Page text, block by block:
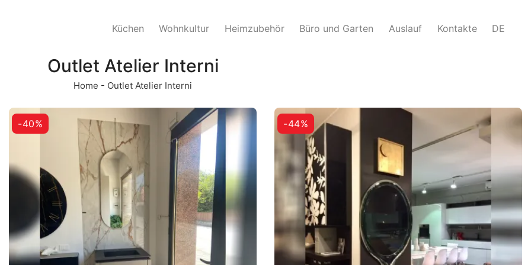
Küchen Wohnkultur Heimzubehör Büro und Garten Auslauf Kontakte DE
Outlet Atelier Interni
Home - Outlet Atelier Interni
-40% -44%